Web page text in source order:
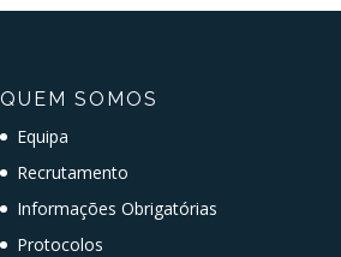
QUEM SOMOS
Equipa
Recrutamento
Informações Obrigatórias
Protocolos